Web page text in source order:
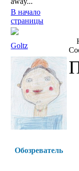
В начало
страницы
Goltz
Обозреватель